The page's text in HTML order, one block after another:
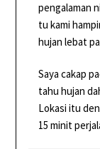
pengalaman
tu kami
hujan lebat
Saya cakap
tahu hujan
Lokasi itu
15 minit